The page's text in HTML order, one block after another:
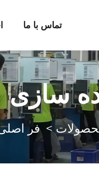
تماس با ما
سازی
>فر